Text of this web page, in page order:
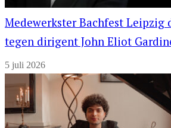
Medewerkster Bachfest Leipzig
tegen dirigent John Eliot
5 juli 2026